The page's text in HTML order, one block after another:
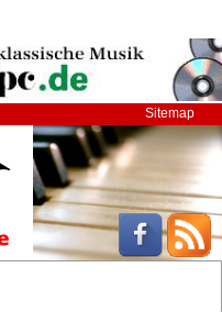
Sitemap